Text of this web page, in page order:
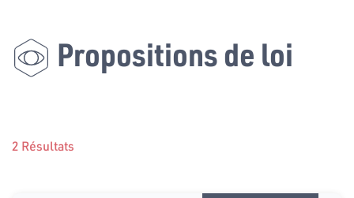
Propositions de loi
2 Résultats